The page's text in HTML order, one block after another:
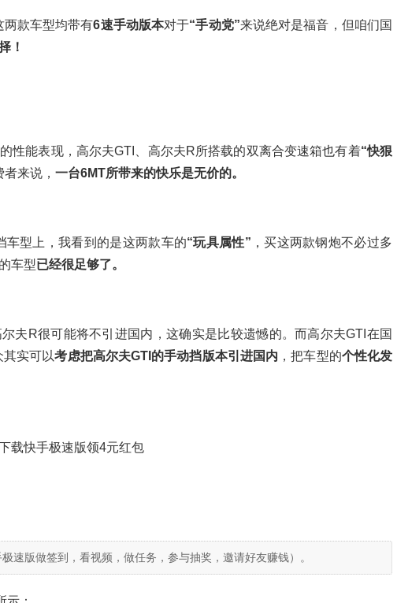
两款车型均带有6速手动版本对于“手动党”来说绝对是福音，但咱们国
！
性能表现，高尔夫GTI、高尔夫R所搭载的双离合变速箱也有着“快狠
来说， 一台6MT所带来的快乐是无价的。
车型上，我看到的是这两款车的“玩具属性” ，买这两款钢炮不必过多
车型已经很足够了。
夫R很可能将不引进国内，这确实是比较遗憾的。而高尔夫GTI在国
其实可以考虑把高尔夫GTI的手动挡版本引进国内 ，把车型的个性化发
载快手极速版领4元红包
速版做签到，看视频，做任务，参与抽奖，邀请好友赚钱）。